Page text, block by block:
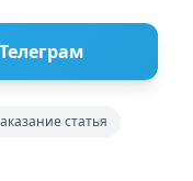
статья